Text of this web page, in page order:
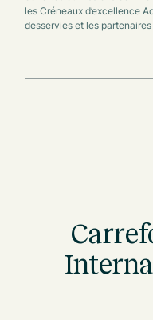
les Créneaux d’excellence
desservies et les